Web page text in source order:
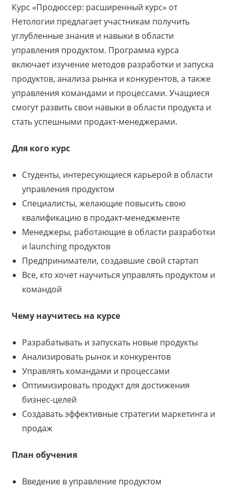
Курс «Продюссер: расширенный курс» от
Нетологии предлагает участникам получить
углубленные знания и навыки в области
управления продуктом. Программа курса
включает изучение методов разработки и запуска
продуктов, анализа рынка и конкурентов, а также
управления командами и процессами. Учащиеся
смогут развить свои навыки в области продукта и
стать успешными продакт-менеджерами.
Для кого курс
Студенты, интересующиеся карьерой в области
управления продуктом
Специалисты, желающие повысить свою
квалификацию в продакт-менеджменте
Менеджеры, работающие в области разработки
и launching продуктов
Предприниматели, создавшие свой стартап
Все, кто хочет научиться управлять продуктом и
командой
Чему научитесь на курсе
Разрабатывать и запускать новые продукты
Анализировать рынок и конкурентов
Управлять командами и процессами
Оптимизировать продукт для достижения
бизнес-целей
Создавать эффективные стратегии маркетинга и
продаж
План обучения
Введение в управление продуктом